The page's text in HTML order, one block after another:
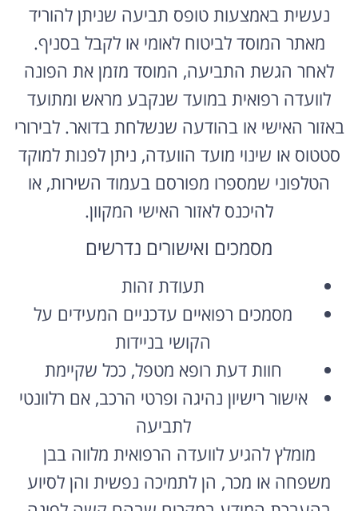
נעשית באמצעות טופס תביעה שניתן להוריד
מאתר המוסד לביטוח לאומי או לקבל בסניף.
לאחר הגשת התביעה, המוסד מזמן את הפונה
לוועדה רפואית במועד שנקבע מראש ומתועד
באזור האישי או בהודעה שנשלחת בדואר. לבירורי
סטטוס או שינוי מועד הוועדה, ניתן לפנות למוקד
הטלפוני שמספרו מפורסם בעמוד השירות, או
להיכנס לאזור האישי המקוון.
מסמכים ואישורים נדרשים
תעודת זהות
מסמכים רפואיים עדכניים המעידים על
הקושי בניידות
חוות דעת רופא מטפל, ככל שקיימת
אישור רישיון נהיגה ופרטי הרכב, אם רלוונטי
לתביעה
מומלץ להגיע לוועדה הרפואית מלווה בבן
משפחה או מכר, הן לתמיכה נפשית והן לסיוע